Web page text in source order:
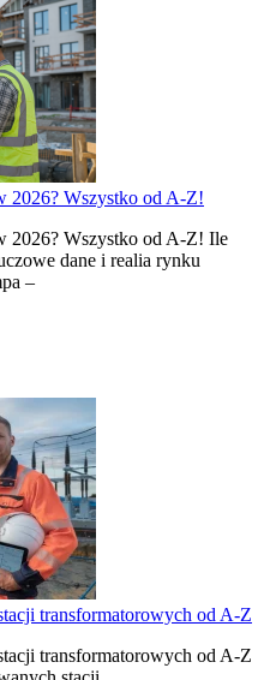
2026? Wszystko od A-Z!
2026? Wszystko od A-Z! Ile
dane i realia rynku
–
transformatorowych od A-Z
transformatorowych od A-Z